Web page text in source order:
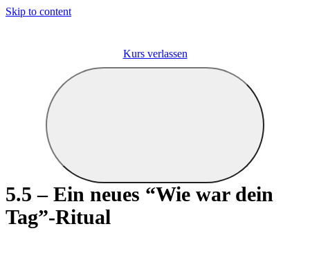
Skip to content
Kurs verlassen
5.5 – Ein neues “Wie war dein
Tag”-Ritual